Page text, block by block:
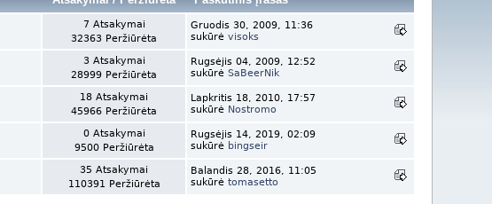
7 Atsakymai
32363 Peržiūrėta
Gruodis 30, 2009, 11:36
sukūrėvisoks
3 Atsakymai
28999 Peržiūrėta
Rugsėjis 04, 2009, 12:52
sukūrėSaBeerNik
18 Atsakymai
45966 Peržiūrėta
Lapkritis 18, 2010, 17:57
sukūrė Nostromo
0 Atsakymai
9500 Peržiūrėta
Rugsėjis 14, 2019, 02:09
sukūrė bingseir
35 Atsakymai
110391 Peržiūrėta
Balandis 28, 2016, 11:05
sukūrėtomasetto